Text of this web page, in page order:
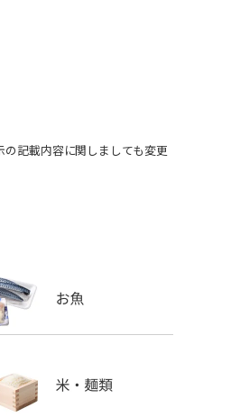
記載内容に関しましても変更